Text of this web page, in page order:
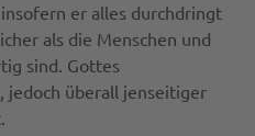
er alles durchdringt
als die Menschen und
sind. Gottes
jedoch überall jenseitiger